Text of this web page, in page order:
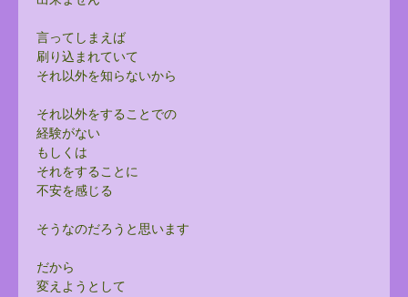
言ってしまえば
刷り込まれていて
それ以外を知らないから
それ以外をすることでの
経験がない
もしくは
それをすることに
不安を感じる
そうなのだろうと思います
だから
変えようとして